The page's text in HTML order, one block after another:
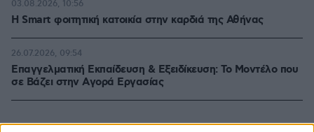
Η Smart φοιτητική κατοικία στην καρδιά της Αθήνας
03.08.2026, 10:56
Επαγγελματική Εκπαίδευση & Εξειδίκευση: Το Mοντέλο που
σε Bάζει στην Aγορά Eργασίας
26.07.2026, 09:54